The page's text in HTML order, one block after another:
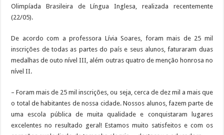
Olimpíada Brasileira de Língua Inglesa, realizada recentemente
(22/05).
De acordo com a professora Lívia Soares, foram mais de 25 mil
inscrições de todas as partes do país e seus alunos, faturaram duas
medalhas de outo nível III, além outras quatro de menção honrosa no
nível II.
– Foram mais de 25 mil inscrições, ou seja, cerca de dez mil a mais que
o total de habitantes de nossa cidade. Nossos alunos, fazem parte de
uma escola pública de muita qualidade e conquistaram lugares
excelentes no resultado geral! Estamos muito satisfeitos e com os